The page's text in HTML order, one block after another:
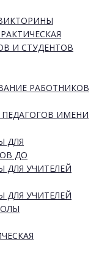
И СТУДЕНТОВ
РАБОТНИКОВ
ИМЕНИ
ДЛЯ
ДО
ДЛЯ УЧИТЕЛЕЙ
ДЛЯ УЧИТЕЛЕЙ